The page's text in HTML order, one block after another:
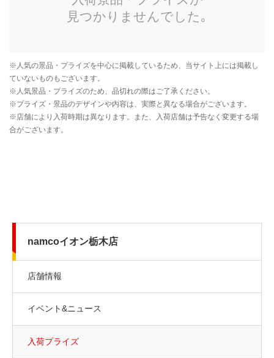
namcoイオン栃木店
店舗情報
イベント&ニュース
入荷プライズ